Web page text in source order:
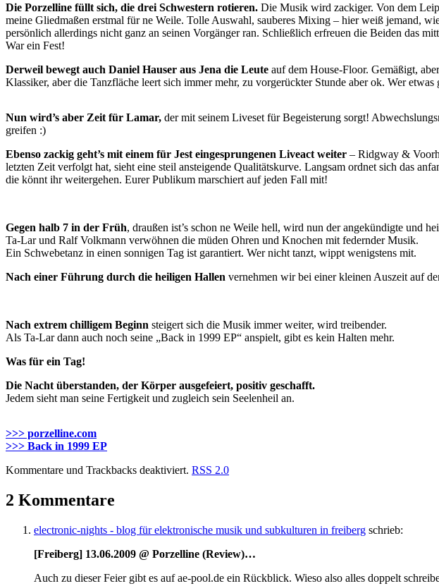
Die Porzelline füllt sich, die drei Schwestern rotieren. Die Musik wird zackiger. Von dem
meine Gliedmaßen erstmal für ne Weile. Tolle Auswahl, sauberes Mixing – hier weiß jemand,
persönlich allerdings nicht ganz an seinen Vorgänger ran. Schließlich erfreuen die Beiden das
War ein Fest!
Derweil bewegt auch Daniel Hauser aus Jena die Leute auf dem House-Floor. Gemäßigt,
Klassiker, aber die Tanzfläche leert sich immer mehr, zu vorgerückter Stunde aber ok. Wer
Nun wird’s aber Zeit für Lamar, der mit seinem Liveset für Begeisterung sorgt!
greifen :)
Ebenso zackig geht’s mit einem für Jest eingesprungenen Liveact weiter – Ridgway &
letzten Zeit verfolgt hat, sieht eine steil ansteigende Qualitätskurve. Langsam ordnet sich das
die könnt ihr weitergehen. Eurer Publikum marschiert auf jeden Fall mit!
Gegen halb 7 in der Früh, draußen ist’s schon ne Weile hell, wird nun der angekündigte und
Ta-Lar und Ralf Volkmann verwöhnen die müden Ohren und Knochen mit federnder Musik.
Ein Schwebetanz in einen sonnigen Tag ist garantiert. Wer nicht tanzt, wippt wenigstens mit.
Nach einer Führung durch die heiligen Hallen vernehmen wir bei einer kleinen Auszeit auf
Nach extrem chilligem Beginn steigert sich die Musik immer weiter, wird treibender.
Als Ta-Lar dann auch noch seine „Back in 1999 EP“ anspielt, gibt es kein Halten mehr.
Was für ein Tag!
Die Nacht überstanden, der Körper ausgefeiert, positiv geschafft.
Jedem sieht man seine Fertigkeit und zugleich sein Seelenheil an.
>>> porzelline.com
>>> Back in 1999 EP
Kommentare und Trackbacks deaktiviert. RSS 2.0
2 Kommentare
electronic-nights - blog für elektronische musik und subkulturen in freiberg schrieb:
[Freiberg] 13.06.2009 @ Porzelline (Review)…
Auch zu dieser Feier gibt es auf ae-pool.de ein Rückblick. Wieso also alles doppelt